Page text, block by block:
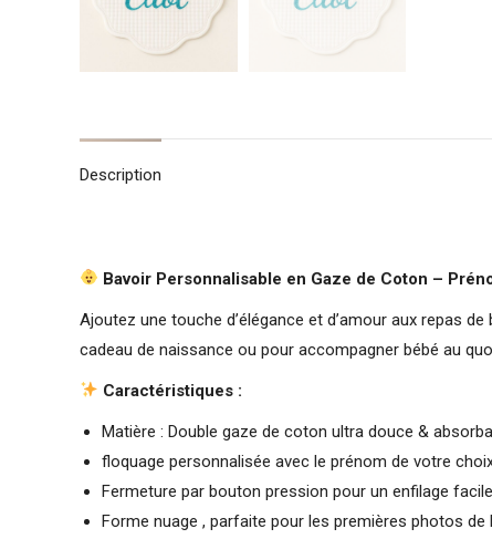
Description
Bavoir Personnalisable en Gaze de Coton –
Ajoutez une touche d’élégance et d’amour aux repas de
cadeau de naissance ou pour accompagner bébé au
Caractéristiques :
Matière : Double gaze de coton ultra douce &
floquage personnalisée avec le prénom de votre
Fermeture par bouton pression pour un enfilage facile
Forme nuage , parfaite pour les premières photos de